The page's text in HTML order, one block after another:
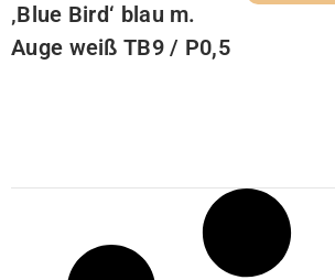
‚Blue Bird‘ blau m.
Auge weiß TB9 / P0,5